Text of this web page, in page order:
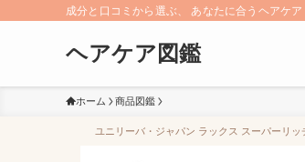
成分と口コミから選ぶ、 あなたに合うヘアケア
ヘアケア図鑑
ホーム 商品図鑑
ユニリーバ・ジャパン ラックス スーパーリ